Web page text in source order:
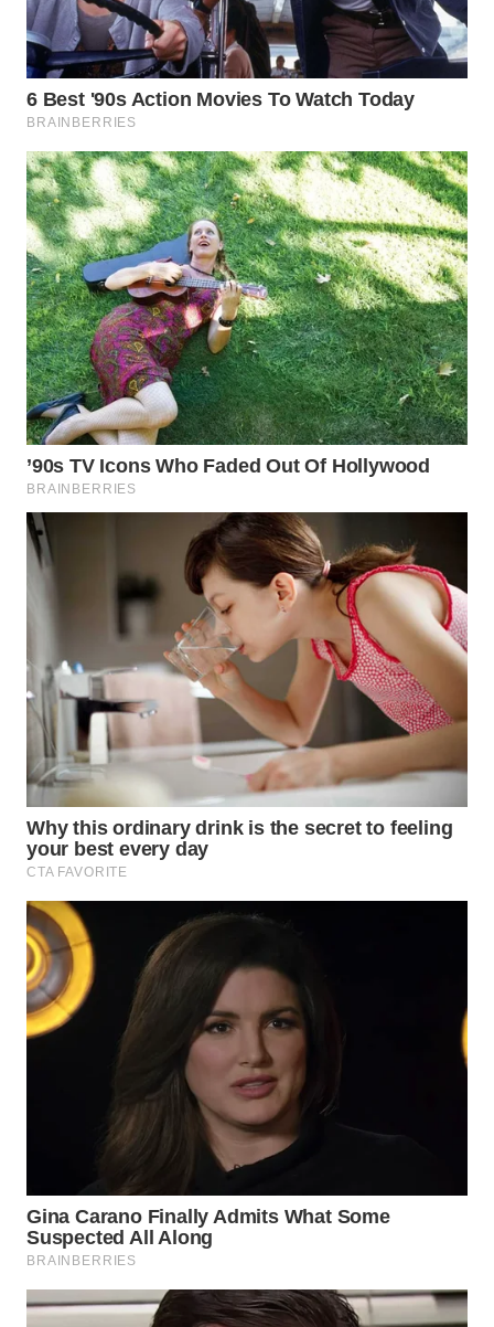
WN
SIMALUNGUN
WN
LABUHANBATU
WN
TAPANULI
TENGAH
WN DELI
SERDANG
WN
TEBING
TINGGI
WN
PAKPAK
KARAWANG
BEKASI
BOGOR
WN
DEPOK
WN
TAPANULI
UTARA
WN
SAMOSIR
SUMEDANG
WN